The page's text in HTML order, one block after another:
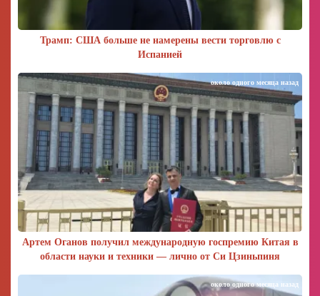
Трамп: США больше не намерены вести торговлю с
Испанией
Артем Оганов получил международную госпремию Китая в
области науки и техники — лично от Си Цзиньпиня
около одного месяца назад
около одного месяца назад